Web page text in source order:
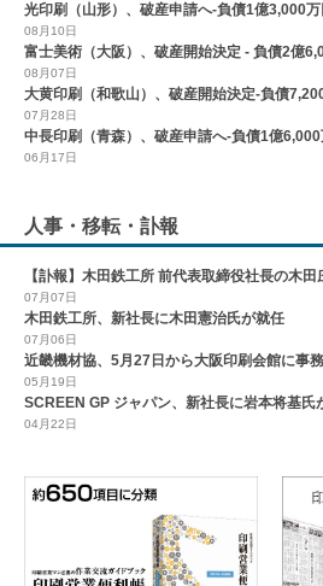
光印刷（山形）、破産申請へ-負債1億3,000万
08月10日
富士美術（大阪）、破産開始決定 - 負債2億
08月07日
大黄印刷（和歌山）、破産開始決定-負債
07月28日
中長印刷（青森）、破産申請へ-負債1億6,000
06月17日
人事・移転・訃報
【訃報】木田鉄工所 前代表取締役社長の木田
07月07日
木田鉄工所、新社長に木田憲治氏が就任
07月06日
近畿機材協、5月27日から大阪印刷会館に事
05月19日
SCREEN GP ジャパン、新社長に岩本将基氏
04月22日